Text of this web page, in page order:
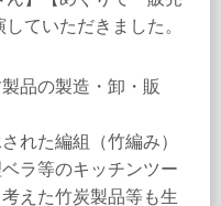
ていただきました。
品の製造・卸・販
れた編組（竹編み）
ラ等のキッチンツー
えた竹炭製品等も生